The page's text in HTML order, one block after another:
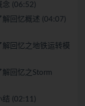
念 (06:52)
回忆概述 (04:07)
回忆之地铁运转模
回忆之Storm
结 (02:11)